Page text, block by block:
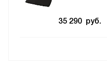
35 290 руб.